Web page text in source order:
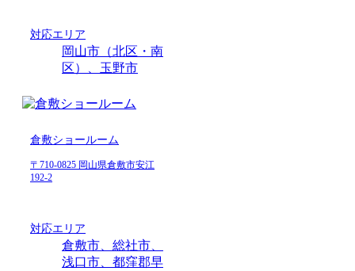
対応エリア
岡山市（北区・南
区）、玉野市
倉敷ショールーム
〒710-0825 岡山県倉敷市安江
192-2
対応エリア
倉敷市、総社市、
浅口市、都窪郡早